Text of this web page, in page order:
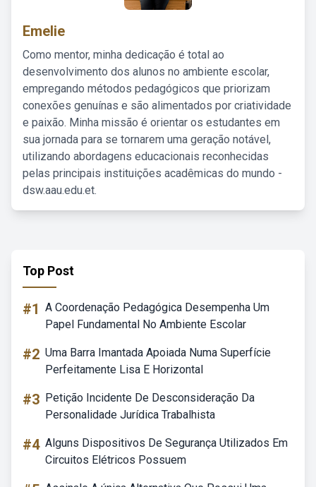
Emelie
Como mentor, minha dedicação é total ao
desenvolvimento dos alunos no ambiente escolar,
empregando métodos pedagógicos que priorizam
conexões genuínas e são alimentados por criatividade
e paixão. Minha missão é orientar os estudantes em
sua jornada para se tornarem uma geração notável,
utilizando abordagens educacionais reconhecidas
pelas principais instituições acadêmicas do mundo -
dsw.aau.edu.et.
Top Post
#1 A Coordenação Pedagógica Desempenha Um
Papel Fundamental No Ambiente Escolar
#2 Uma Barra Imantada Apoiada Numa Superfície
Perfeitamente Lisa E Horizontal
#3 Petição Incidente De Desconsideração Da
Personalidade Jurídica Trabalhista
#4 Alguns Dispositivos De Segurança Utilizados Em
Circuitos Elétricos Possuem